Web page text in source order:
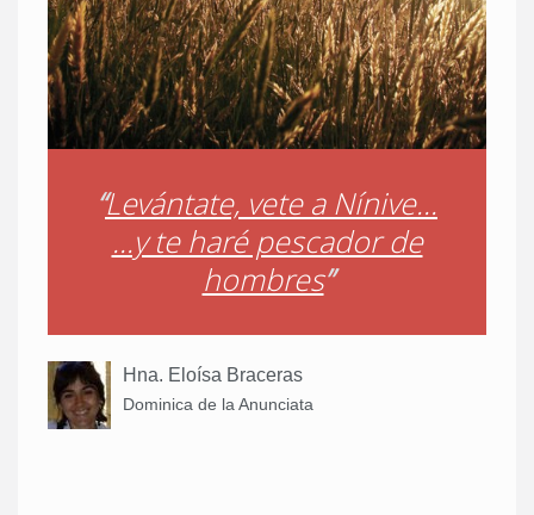
“Levántate, vete a Nínive...
...y te haré pescador de
hombres”
Hna. Eloísa Braceras
Dominica de la Anunciata